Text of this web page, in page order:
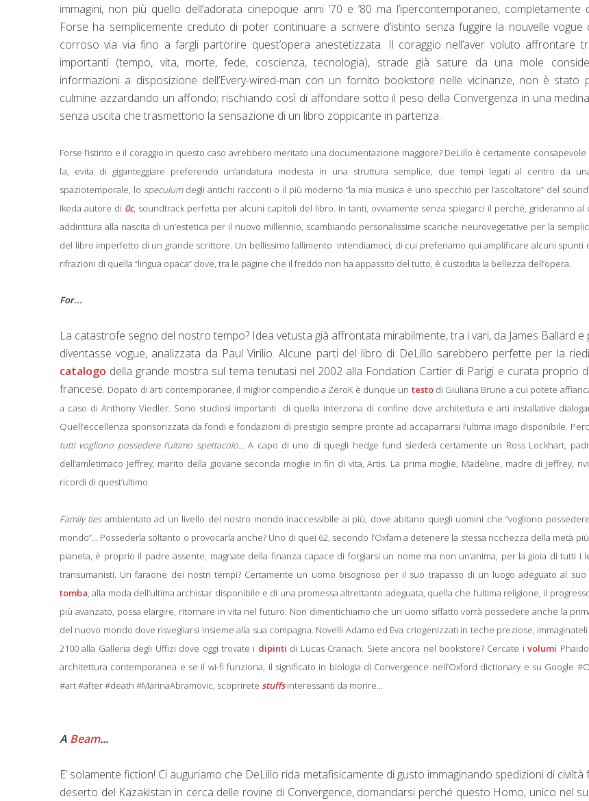
immagini, non più quello dell’adorata cinepoque anni ’70 e ’80 ma l’ipercontemporaneo, completamente
Forse ha semplicemente creduto di poter continuare a scrivere d’istinto senza fuggire la nouvelle vogue
corroso via via fino a fargli partorire quest’opera anestetizzata. Il coraggio nell’aver voluto affrontare
importanti (tempo, vita, morte, fede, coscienza, tecnologia), strade già sature da una mole
informazioni a disposizione dell’Every-wired-man con un fornito bookstore nelle vicinanze, non è stato
culmine azzardando un affondo; rischiando così di affondare sotto il peso della Convergenza in una
senza uscita che trasmettono la sensazione di un libro zoppicante in partenza.
Forse l’istinto e il coraggio in questo caso avrebbero meritato una documentazione maggiore? DeLillo è certamente
fa, evita di giganteggiare preferendo un’andatura modesta in una struttura semplice, due tempi legati al centro da
spaziotemporale, lo speculum degli antichi racconti o il più moderno “la mia musica è uno specchio per l’ascoltatore” del
Ikeda autore di 0c, soundtrack perfetta per alcuni capitoli del libro. In tanti, ovviamente senza spiegarci il perché, grideranno al
addirittura alla nascita di un’estetica per il nuovo millennio, scambiando personalissime scariche neurovegetative per la
del libro imperfetto di un grande scrittore. Un bellissimo fallimento intendiamoci, di cui preferiamo qui amplificare alcuni spunti
rifrazioni di quella “lingua opaca” dove, tra le pagine che il freddo non ha appassito del tutto, è custodita la bellezza dell’opera.
For...
La catastrofe segno del nostro tempo? Idea vetusta già affrontata mirabilmente, tra i vari, da James Ballard e
diventasse vogue, analizzata da Paul Virilio. Alcune parti del libro di DeLillo sarebbero perfette per la
catalogo della grande mostra sul tema tenutasi nel 2002 alla Fondation Cartier di Parigi e curata proprio
francese. Dopato di arti contemporanee, il miglior compendio a ZeroK è dunque un testodi Giuliana Bruno a cui potete
a caso di Anthony Viedler. Sono studiosi importanti di quella interzona di confine dove architettura e arti installative
Quell’eccellenza sponsorizzata da fondi e fondazioni di prestigio sempre pronte ad accaparrarsi l’ultima imago disponibile.
tutti vogliono possedere l’ultimo spettacolo...
A capo di uno di quegli hedge fund siederà certamente un Ross Lockhart,
dell’amletimaco Jeffrey, marito della giovane seconda moglie in fin di vita, Artis. La prima moglie, Madeline, madre di Jeffrey,
ricordi di quest’ultimo.
Family tiesambientato ad un livello del nostro mondo inaccessibile ai più, dove abitano quegli uomini che “vogliono
mondo”... Possederla soltanto o provocarla anche? Uno di quei 62, secondo l’Oxfam a detenere la stessa ricchezza della metà
pianeta, è proprio il padre assente, magnate della finanza capace di forgiarsi un nome ma non un’anima, per la gioia di tutti i
transumanisti. Un faraone dei nostri tempi? Certamente un uomo bisognoso per il suo trapasso di un luogo adeguato al suo
tomba , alla moda dell’ultima archistar disponibile e di una promessa altrettanto adeguata, quella che l’ultima religione, il
più avanzato, possa elargire, ritornare in vita nel futuro. Non dimentichiamo che un uomo siffatto vorrà possedere anche la
del nuovo mondo dove risvegliarsi insieme alla sua compagna. Novelli Adamo ed Eva criogenizzati in teche preziose,
2100 alla Galleria degli Uffizi dove oggi trovate i dipinti di Lucas Cranach. Siete ancora nel bookstore? Cercate ivolumi
architettura contemporanea e se il wi-fi funziona, il significato in biologia di Convergence nell’Oxford dictionary e su Google
#art #after #death #MarinaAbramovic, scoprirete stuffs interessanti da morire…
A Beam...
E’ solamente fiction! Ci auguriamo che DeLillo rida metafisicamente di gusto immaginando spedizioni di civiltà
deserto del Kazakistan in cerca delle rovine di Convergence, domandarsi perché questo Homo, unico nel